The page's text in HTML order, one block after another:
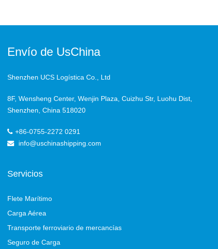
Envío de UsChina
Shenzhen UCS Logística Co., Ltd
8F, Wensheng Center, Wenjin Plaza, Cuizhu Str, Luohu Dist,
Shenzhen, China 518020
+86-0755-2272 0291
info@uschinashipping.com
Servicios
Flete Marítimo
Carga Aérea
Transporte ferroviario de mercancías
Seguro de Carga